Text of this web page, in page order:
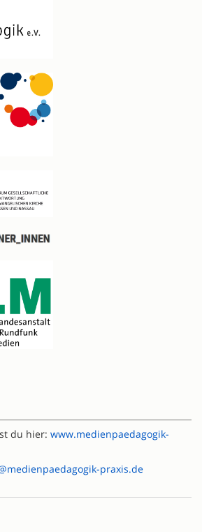
du hier: www.medienpaedagogik-
praxis.de